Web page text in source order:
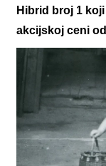
Hibrid broj 1
akcijskoj ceni